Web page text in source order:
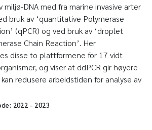
miljø-DNA med fra marine invasive arter
bruk av ‘quantitative Polymerase
(qPCR) og ved bruk av ‘droplet
Chain Reaction’. Her
disse to plattformene for 17 vidt
og viser at ddPCR gir høyere
redusere arbeidstiden for analyse av
2022 - 2023